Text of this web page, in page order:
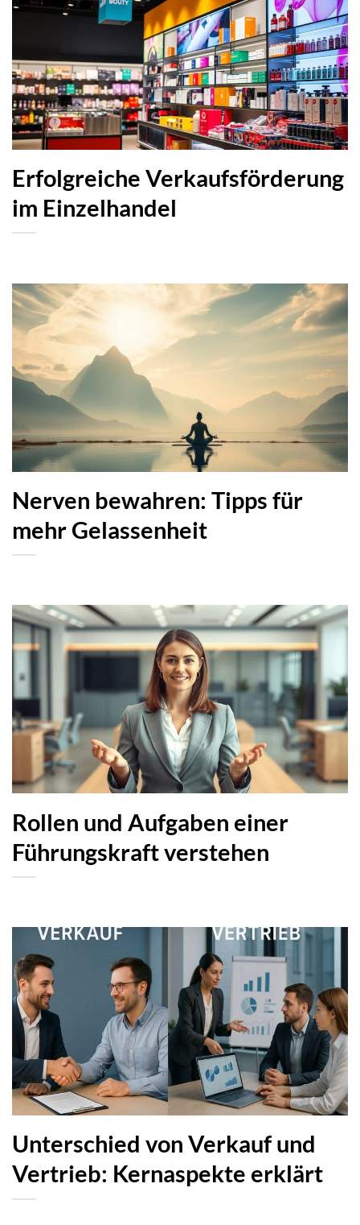
Erfolgreiche Verkaufsförderung
im Einzelhandel
Nerven bewahren: Tipps für
mehr Gelassenheit
Rollen und Aufgaben einer
Führungskraft verstehen
Unterschied von Verkauf und
Vertrieb: Kernaspekte erklärt